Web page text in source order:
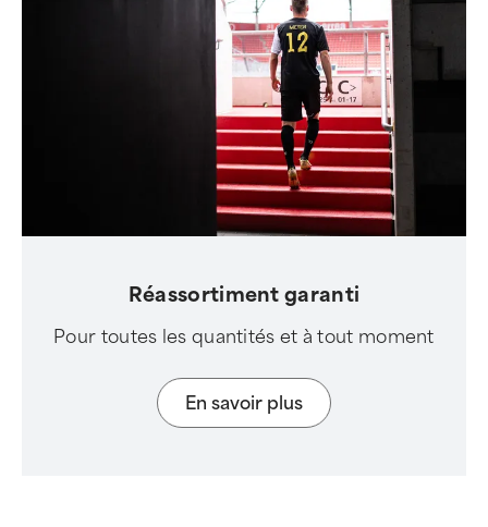
Réassortiment garanti
Pour toutes les quantités et à tout moment
En savoir plus